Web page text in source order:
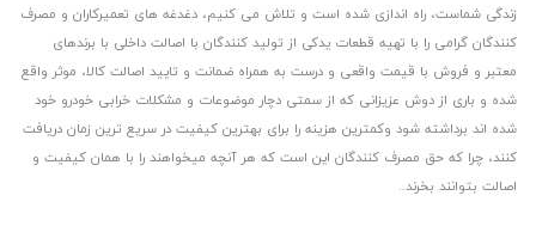
زندگی شماست، راه اندازی شده است و تلاش می کنیم، دغدغه های تعمیرکاران و مصرف
کنندگان گرامی را با تهیه قطعات یدکی از تولید کنندگان با اصالت داخلی با برندهای
معتبر و فروش با قیمت واقعی و درست به همراه ضمانت و تایید اصالت کالا، موثر واقع
شده و باری از دوش عزیزانی که از سمتی دچار موضوعات و مشکلات خرابی خودرو خود
شده اند برداشته شود و‌کمترین هزینه را برای بهترین کیفیت در سریع ترین زمان دریافت
کنند، چرا که حق مصرف کنندگان این است که هر آنچه میخواهند را با همان کیفیت و
اصالت بتوانند بخرند..